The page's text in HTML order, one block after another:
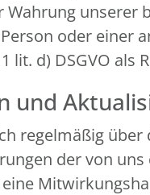
unserer
oder einer
lit. d) DSGVO als
und
regelmäßig
der von